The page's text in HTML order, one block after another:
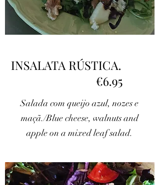
INSALATA RÚSTICA.
€6.95
Salada com queijo azul, nozes e
maçã./Blue cheese, walnuts and
apple on a mixed leaf salad.